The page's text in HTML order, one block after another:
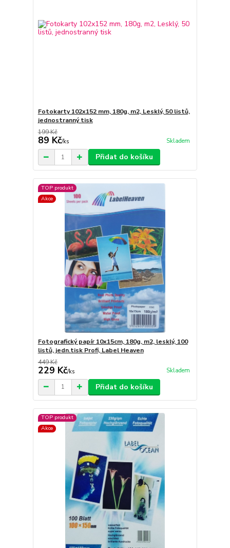
Fotokarty 102x152 mm, 180g, m2, Lesklý, 50 listů,
jednostranný tisk
199 Kč
89 Kč/ks Skladem
Přidat do košíku
TOP produkt
Akce
Fotografický papír 10x15cm, 180g, m2, lesklý, 100
listů, jedn.tisk Profi, Label Heaven
449 Kč
229 Kč/ks Skladem
Přidat do košíku
TOP produkt
Akce